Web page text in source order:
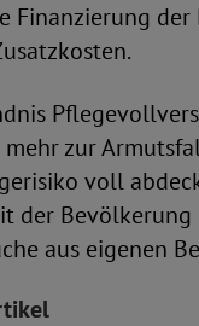
Finanzierung
zur
voll
der
aus eigenen